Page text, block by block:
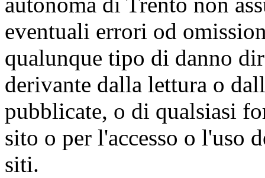
eventuali errori od
qualunque tipo di danno
derivante dalla lettura o
pubblicate, o di qualsiasi
sito o per l'accesso o l'uso
siti.